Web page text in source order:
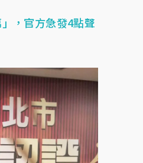
，官方急發4點聲